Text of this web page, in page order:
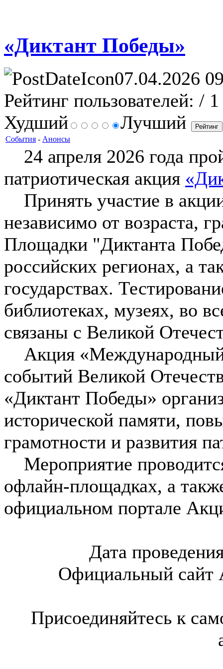
«Диктант Победы»
07.04.2026
Рейтинг пользователей: / 1
Худший
Лучший
События - Анонсы
24 апреля 2026 года
патриотическая акция
Принять участие в
независимо от возраста,
Площадки "Диктанта
российских регионах, а
государствах.
библиотеках, музеях, во
связаны с Великой
Акция «Международный
событий Великой
«Диктант Победы»
исторической памяти,
грамотности и развития
Мероприятие
офлайн-площадках, а
официальном портале
Дата
Официальный
Присоединяйтесь к